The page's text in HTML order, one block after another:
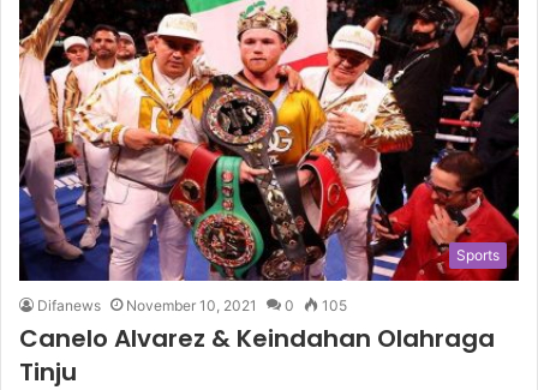
Sports
Difanews November 10, 2021 0 105
Canelo Alvarez & Keindahan Olahraga
Tinju